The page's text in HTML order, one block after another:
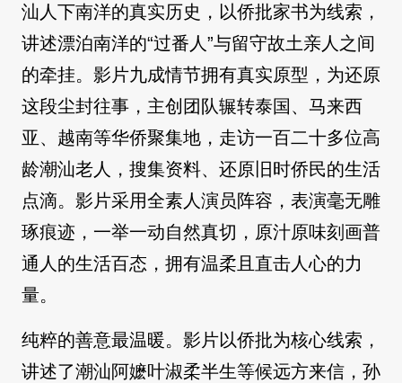
汕人下南洋的真实历史，以侨批家书为线索，
讲述漂泊南洋的“过番人”与留守故土亲人之间
的牵挂。影片九成情节拥有真实原型，为还原
这段尘封往事，主创团队辗转泰国、马来西
亚、越南等华侨聚集地，走访一百二十多位高
龄潮汕老人，搜集资料、还原旧时侨民的生活
点滴。影片采用全素人演员阵容，表演毫无雕
琢痕迹，一举一动自然真切，原汁原味刻画普
通人的生活百态，拥有温柔且直击人心的力
量。
纯粹的善意最温暖。影片以侨批为核心线索，
讲述了潮汕阿嬷叶淑柔半生等候远方来信，孙